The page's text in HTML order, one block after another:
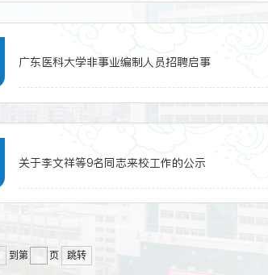
广东医科大学非事业编制人员招聘启事
关于李文祥等9名同志来校工作的公示
到第 页 跳转